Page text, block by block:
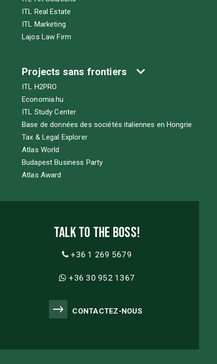
ITL Real Estate
ITL Marketing
Lajos Law Firm
Projects sans frontiers
ITL H2PRO
Economia.hu
ITL Study Center
Base de données des sociétés italiennes en Hongrie
Tax & Legal Explorer
Atlas World
Budapest Business Party
Atlas Award
Talk to the boss!
+36 1 269 5679
+36 30 952 1367
CONTACTEZ-NOUS